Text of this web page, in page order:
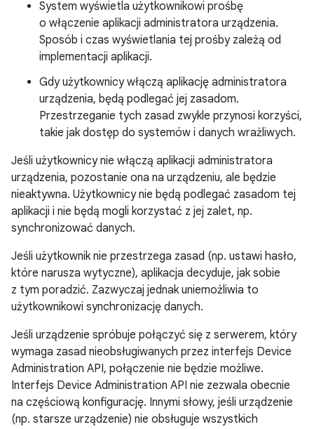
System wyświetla użytkownikowi prośbę
o włączenie aplikacji administratora urządzenia.
Sposób i czas wyświetlania tej prośby zależą od
implementacji aplikacji.
Gdy użytkownicy włączą aplikację administratora
urządzenia, będą podlegać jej zasadom.
Przestrzeganie tych zasad zwykle przynosi korzyści,
takie jak dostęp do systemów i danych wrażliwych.
Jeśli użytkownicy nie włączą aplikacji administratora
urządzenia, pozostanie ona na urządzeniu, ale będzie
nieaktywna. Użytkownicy nie będą podlegać zasadom tej
aplikacji i nie będą mogli korzystać z jej zalet, np.
synchronizować danych.
Jeśli użytkownik nie przestrzega zasad (np. ustawi hasło,
które narusza wytyczne), aplikacja decyduje, jak sobie
z tym poradzić. Zazwyczaj jednak uniemożliwia to
użytkownikowi synchronizację danych.
Jeśli urządzenie spróbuje połączyć się z serwerem, który
wymaga zasad nieobsługiwanych przez interfejs Device
Administration API, połączenie nie będzie możliwe.
Interfejs Device Administration API nie zezwala obecnie
na częściową konfigurację. Innymi słowy, jeśli urządzenie
(np. starsze urządzenie) nie obsługuje wszystkich